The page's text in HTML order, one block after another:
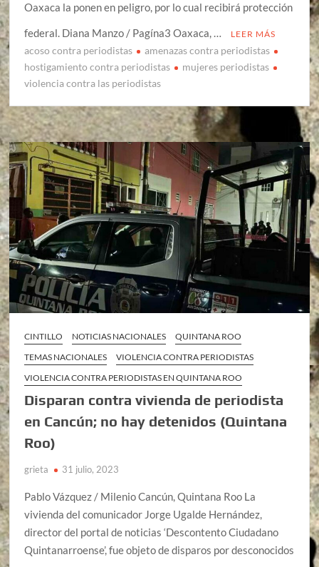
Oaxaca la ponen en peligro, por lo cual recibirá protección
federal. Diana Manzo / Pagína3 Oaxaca, …
LEER MÁS
acoso contra periodistas
amenazas contra periodistas
hostigamiento contra periodistas
mujeres periodistas
violencia contra las periodistas
CINTILLO NOTICIAS NACIONALES
QUINTANA ROO
TEMAS NACIONALES
VIOLENCIA CONTRA PERIODISTAS
VIOLENCIA CONTRA PERIODISTAS EN QUINTANA ROO
Disparan contra vivienda de periodista
en Cancún; no hay detenidos (Quintana
Roo)
grieta 31 julio, 2023
Pablo Vázquez / Milenio Cancún, Quintana Roo La
vivienda del comunicador Jorge Ugalde Hernández,
director del portal de noticias ‘Descontento Ciudadano
Quintanarroense’, fue objeto de disparos por desconocidos